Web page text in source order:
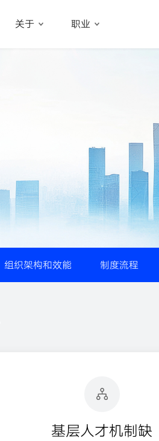
关于 职业
组织架构和效能 制度流程
基层人才机制缺